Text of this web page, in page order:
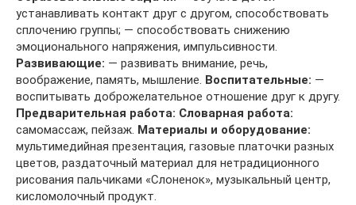
устанавливать контакт друг с другом, способствовать
сплочению группы; — способствовать снижению
эмоционального напряжения, импульсивности.
Развивающие: — развивать внимание, речь,
воображение, память, мышление. Воспитательные: —
воспитывать доброжелательное отношение друг к другу.
Предварительная работа: Словарная работа:
самомассаж, пейзаж. Материалы и оборудование:
мультимедийная презентация, газовые платочки разных
цветов, раздаточный материал для нетрадиционного
рисования пальчиками «Слоненок», музыкальный центр,
кисломолочный продукт.